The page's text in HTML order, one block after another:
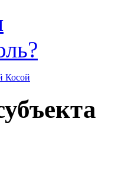
Косой